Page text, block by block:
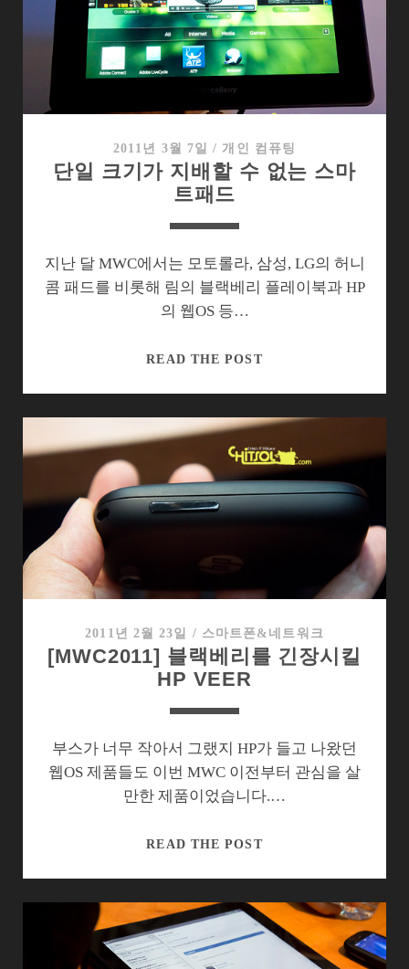
륭
한
UX
를
갑
갑
웨
어
2011년 3월 7일 / 개인 컴퓨팅
단일 크기가 지배할 수 없는 스마
트패드
지난 달 MWC에서는 모토롤라, 삼성, LG의 허니
콤 패드를 비롯해 림의 블랙베리 플레이북과 HP
의 웹OS 등…
READ THE POST단
기
가
지
배
할
마
트
2011년 2월 23일 / 스마트폰&네트워크
[MWC2011] 블랙베리를 긴장시킬
HP VEER
부스가 너무 작아서 그랬지 HP가 들고 나왔던
웹OS 제품들도 이번 MWC 이전부터 관심을 살
만한 제품이었습니다.…
READ THE POST[MWC2011]
베
리